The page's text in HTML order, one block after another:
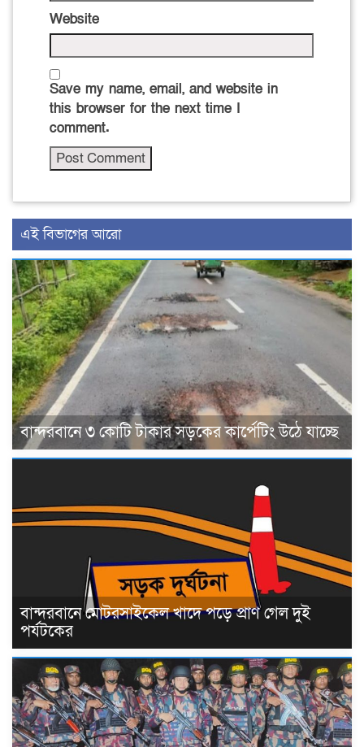
Website
Save my name, email, and website in
this browser for the next time I
comment.
এই বিভাগের আরো
বান্দরবানে ৩ কোটি টাকার সড়কের কার্পেটিং উঠে যাচ্ছে
বান্দরবানে মোটরসাইকেল খাদে পড়ে প্রাণ গেল দুই
পর্যটকের